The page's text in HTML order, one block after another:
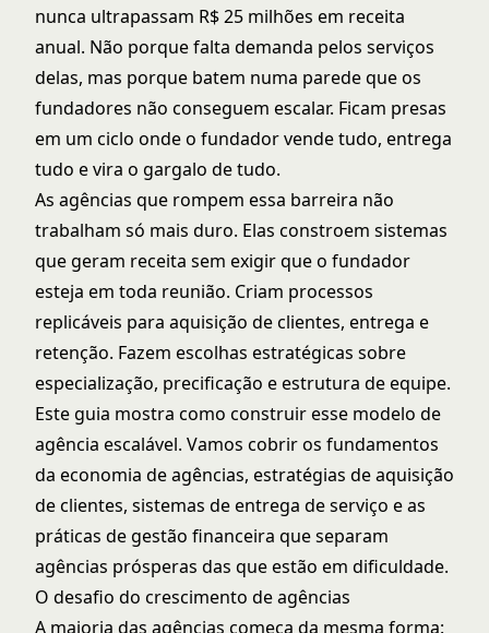
nunca ultrapassam R$ 25 milhões em receita
anual. Não porque falta demanda pelos serviços
delas, mas porque batem numa parede que os
fundadores não conseguem escalar. Ficam presas
em um ciclo onde o fundador vende tudo, entrega
tudo e vira o gargalo de tudo.
As agências que rompem essa barreira não
trabalham só mais duro. Elas constroem sistemas
que geram receita sem exigir que o fundador
esteja em toda reunião. Criam processos
replicáveis para aquisição de clientes, entrega e
retenção. Fazem escolhas estratégicas sobre
especialização, precificação e estrutura de equipe.
Este guia mostra como construir esse modelo de
agência escalável. Vamos cobrir os fundamentos
da economia de agências, estratégias de aquisição
de clientes, sistemas de entrega de serviço e as
práticas de gestão financeira que separam
agências prósperas das que estão em dificuldade.
O desafio do crescimento de agências
A maioria das agências começa da mesma forma: